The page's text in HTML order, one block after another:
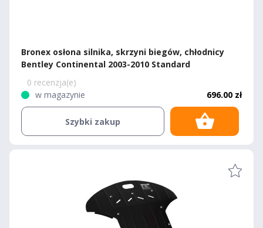
Bronex osłona silnika, skrzyni biegów, chłodnicy
Bentley Continental 2003-2010 Standard
0 recenzja(e)
w magazynie
696.00 zł
Szybki zakup